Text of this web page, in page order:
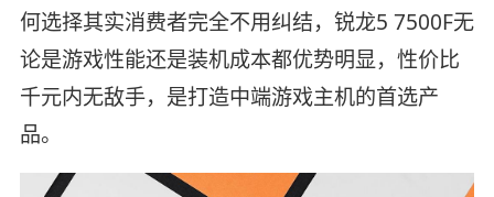
何选择其实消费者完全不用纠结，锐龙5 7500F无
论是游戏性能还是装机成本都优势明显，性价比
千元内无敌手，是打造中端游戏主机的首选产
品。